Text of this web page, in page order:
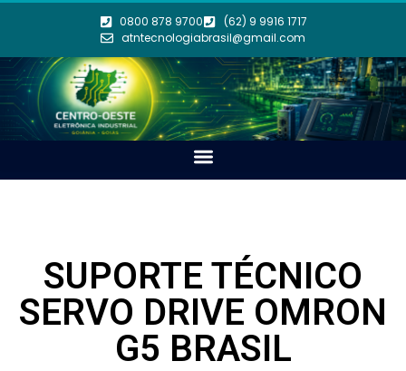
0800 878 9700
(62) 9 9916 1717
atntecnologiabrasil@gmail.com
SUPORTE TÉCNICO
SERVO DRIVE OMRON
G5 BRASIL